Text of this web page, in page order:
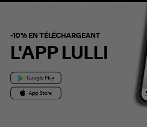
-10% EN TÉLÉCHARGEANT
L'APP LULLI